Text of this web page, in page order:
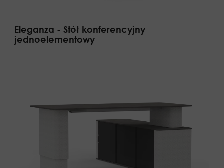
Eleganza - Stół konferencyjny
jednoelementowy